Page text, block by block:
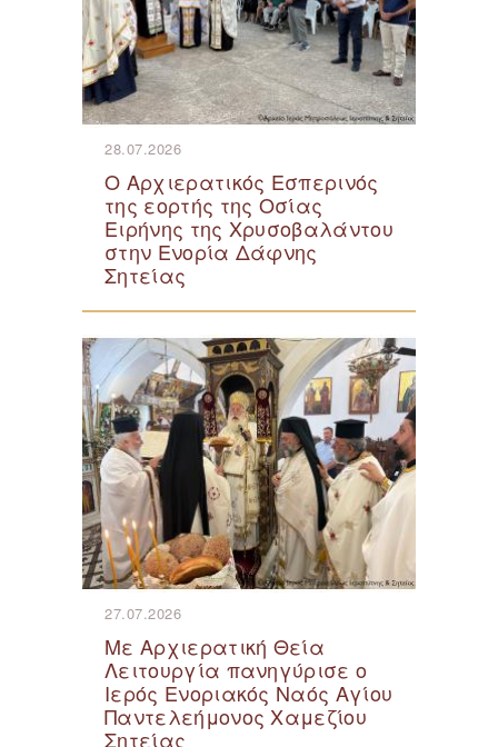
28.07.2026
Ο Αρχιερατικός Εσπερινός
της εορτής της Οσίας
Ειρήνης της Χρυσοβαλάντου
στην Ενορία Δάφνης
Σητείας
27.07.2026
Με Αρχιερατική Θεία
Λειτουργία πανηγύρισε ο
Ιερός Ενοριακός Ναός Αγίου
Παντελεήμονος Χαμεζίου
Σητείας